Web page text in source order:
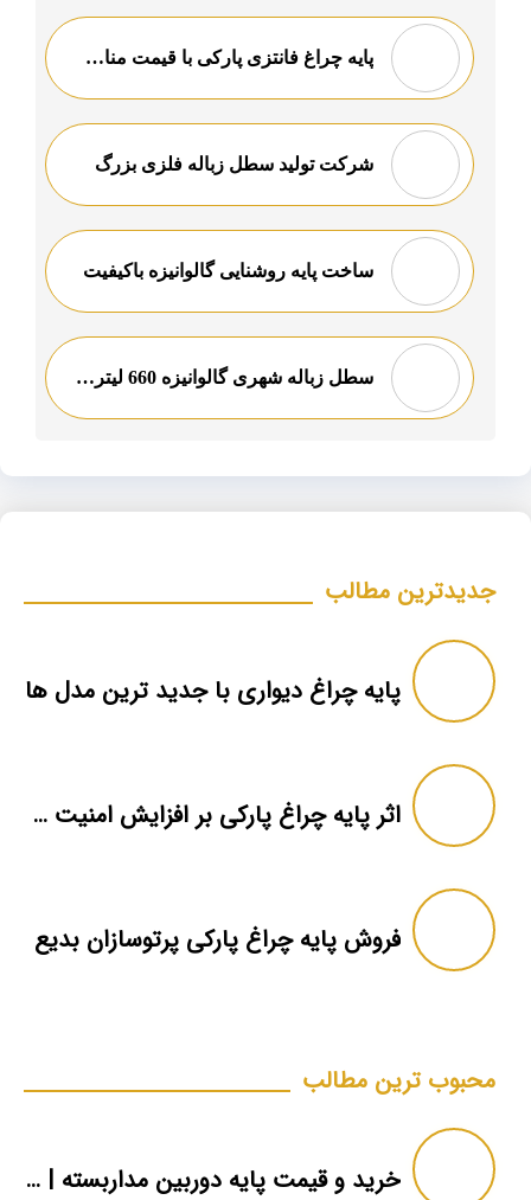
پایه چراغ فانتزی پارکی با قیمت مناسب
شرکت تولید سطل زباله فلزی بزرگ
ساخت پایه روشنایی گالوانیزه باکیفیت
سطل زباله شهری گالوانیزه 660 لیتری ارزان قیمت
جدیدترین مطالب
پایه چراغ دیواری با جدید ترین مدل ها
اثر پایه چراغ‌ پارکی بر افزایش امنیت عمومی
فروش پایه چراغ پارکی پرتوسازان بدیع
محبوب ترین مطالب
خرید و قیمت پایه دوربین مداربسته | دکل دوربین